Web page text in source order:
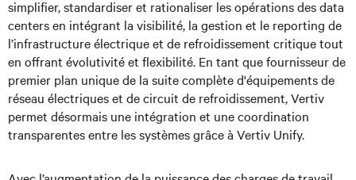
simplifier, standardiser et rationaliser les opérations des data
centers en intégrant la visibilité, la gestion et le reporting de
l’infrastructure électrique et de refroidissement critique tout
en offrant évolutivité et flexibilité. En tant que fournisseur de
premier plan unique de la suite complète d'équipements de
réseau électriques et de circuit de refroidissement, Vertiv
permet désormais une intégration et une coordination
transparentes entre les systèmes grâce à Vertiv Unify.